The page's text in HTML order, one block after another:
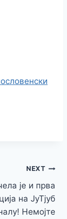
NEXT
је и прва
на ЈуТјуб
Немојте